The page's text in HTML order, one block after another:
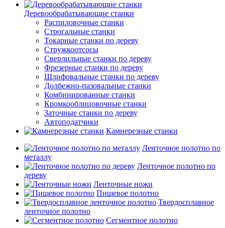
Деревообрабатывающие станки
Распиловочные станки
Строгальные станки
Токарные станки по дереву
Стружкоотсосы
Сверлильные станки по дереву
Фрезерные станки по дереву
Шлифовальные станки по дереву
Долбежно-пазовальные станки
Комбинированные станки
Кромкооблицовочные станки
Заточные станки по дереву
Автоподатчики
Камнерезные станки
Ленточное полотно по
металлу
Ленточное полотно по
дереву
Ленточные ножи
Пищевое полотно
Твердосплавное
ленточное полотно
Сегментное полотно